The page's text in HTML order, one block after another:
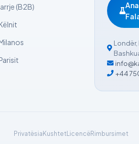
(B2B)
Londër,
+44
PrivatësiaKushtetLicencëRimbursimet